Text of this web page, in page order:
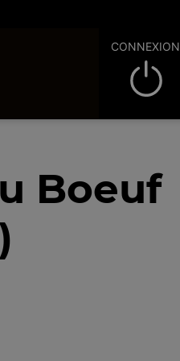
CONNEXION
Boeuf